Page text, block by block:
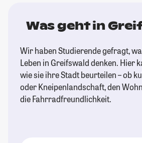
Was geht in
Wir haben Studierende gefragt,
Leben in Greifswald denken. Hier
wie sie ihre Stadt beurteilen – ob
oder Kneipenlandschaft, den
die Fahrradfreundlichkeit.